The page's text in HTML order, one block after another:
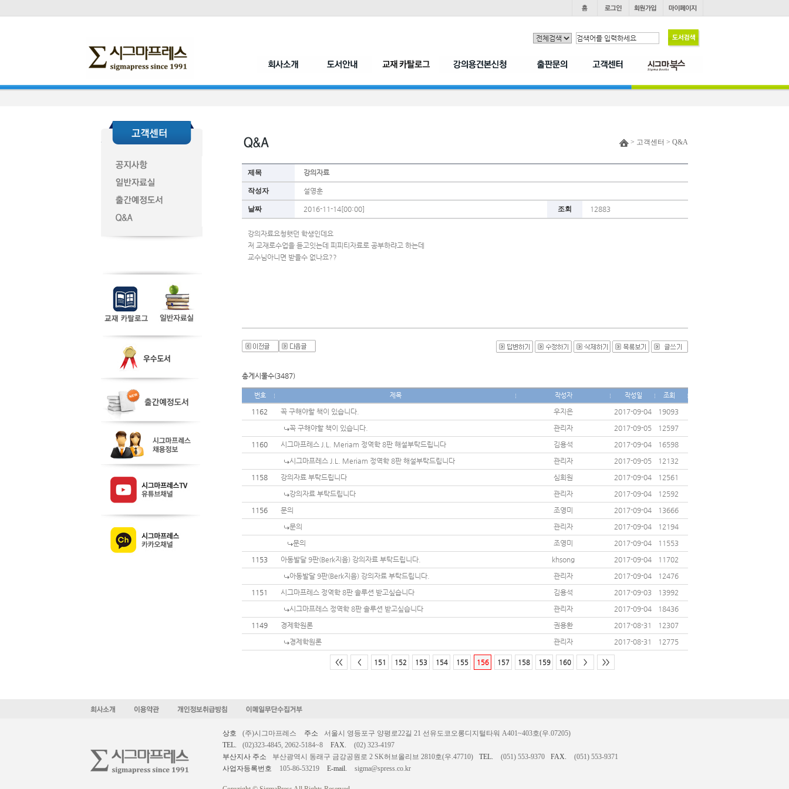
> 고객센터 > Q&A
제목 강의자료
작성자 설영훈
날짜 2016-11-14[00:00] 조회 12883
강의자료요청햇던 학생인데요
저 교재로수업을 듣고잇는데 피피티자료로 공부하랴고 하는데
교수님아니면 받을수 없나요??
총게시물수(3487)
번호 제목 작성자 작성일 조회
1162 꼭 구해야할 책이 있습니다. 우지은 2017-09-04
19093
꼭 구해야할 책이 있습니다.
관리자 2017-09-05
12597
1160
시그마프레스 J.L. Meriam 정역학 8판 해설부탁드립니다 김용석 2017-09-04
16598
시그마프레스 J.L. Meriam 정역학 8판 해설부탁드립니다
관리자 2017-09-05
12132
1158
강의자료 부탁드립니다 심희원 2017-09-04
12561
강의자료 부탁드립니다
관리자 2017-09-04
12592
1156
문의 조영미 2017-09-04
13666
문의
관리자 2017-09-04
12194
문의
조영미 2017-09-04
11553
1153
아동발달 9판(Berk지음) 강의자료 부탁드립니다. khsong 2017-09-04
11702
아동발달 9판(Berk지음) 강의자료 부탁드립니다.
관리자 2017-09-04
12476
1151
시그마프레스 정역학 8판 솔루션 받고싶습니다 김용석 2017-09-03
13992
시그마프레스 정역학 8판 솔루션 받고싶습니다
관리자 2017-09-04
18436
1149
경제학원론 권용환 2017-08-31
12307
경제학원론
관리자 2017-08-31 12775
<< < 151 152 153 154 155 156 157 158 159 160 > >>
상호 (주)시그마프레스 주소
서울시 영등포구 양평로22길 21 선유도코오롱디지털타워 A401~403호(우.07205)
TEL.
(02)323-4845, 2062-5184~8 FAX.
(02) 323-4197
부산지사 주소
부산광역시 동래구 금강공원로 2 SK허브올리브 2810호(우.47710) TEL. (051) 553-9370 FAX.
(051) 553-9371
사업자등록번호
105-86-53219 E-mail. sigma@spress.co.kr